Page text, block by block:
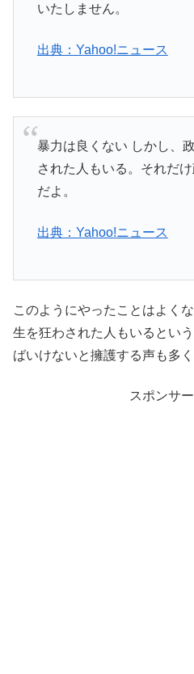
いたしません。
出典：Yahoo!ニュース
暴力は良くない しかし、
された人もいる。それだ
だよ。
出典：Yahoo!ニュース
このようにやったことはよく
生を狂わされた人もいるとい
ばいけないと擁護する声も多く
スポンサ